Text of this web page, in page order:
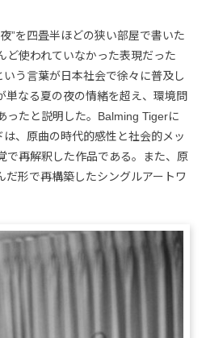
”を四畳半ほどの狭い部屋で書いた
ど使われていなかった表現だった
いう言葉が日本社会で徐々に普及し
単なる夏の夜の情緒を超え、環境問
ったと説明した。Balming Tigerに
は、原曲の時代的感性と社会的メッ
で再解釈した作品である。また、原
だ形で再構築したシングルアートワ